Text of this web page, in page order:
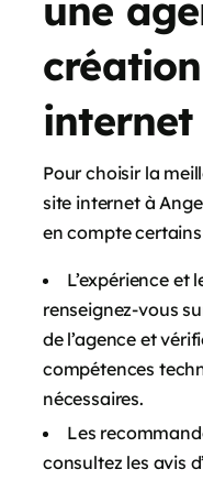
une
internet
Pour choisir la
site internet à
en compte
L’expérience et
renseignez-vous
de l’agence et
compétences
nécessaires.
Les
consultez les avis